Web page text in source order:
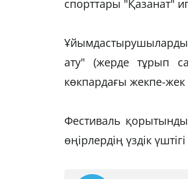
спорттары "Қазанат"
ату" (жерде тұрып
көкпардағы жекпе-жек
Фестиваль
өңірлердің үздік